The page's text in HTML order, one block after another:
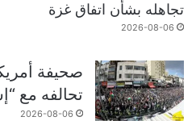
تجاهله بشأن اتفاق غزة
2026-08-06
صحيفة
تحالفه مع
2026-08-06